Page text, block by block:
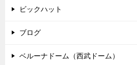
ビックハット
ブログ
ベルーナドーム（西武ドーム）